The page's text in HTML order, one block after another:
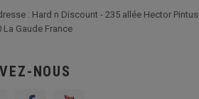
: Hard n Discount - 235 allée Hector Pintus
La Gaude France
NOUS